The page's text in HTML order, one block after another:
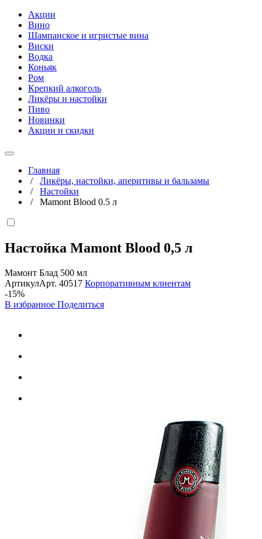
Акции
Вино
Шампанское и игристые вина
Виски
Водка
Коньяк
Ром
Крепкий алкоголь
Ликёры и настойки
Пиво
Новинки
Акции и скидки
Главная
/ Ликёры, настойки, аперитивы и бальзамы
/ Настойки
/ Mamont Blood 0.5 л
Настойка Mamont Blood 0,5 л
Мамонт Блад 500 мл
АртикулАрт. 40517 Корпоративным клиентам
-15%
В избранное Поделиться